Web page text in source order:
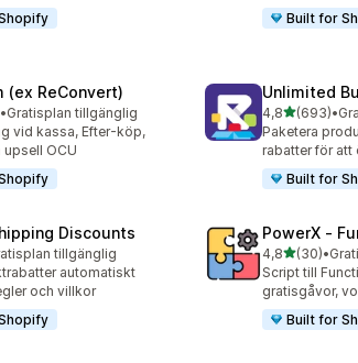
Built for
(ex ReConvert)
totalt
•Gratisplan tillgänglig
vid kassa, Efter-köp,
OCU
Unlimited
4,8av 5(693)
693 •
Paketera
rabatter för att
Built for
Discounts
totalt tillgänglig
automatiskt
och villkor
PowerX ‑
4,8av 5(30)
30 •
Script till
gratisgåvor,
Built for